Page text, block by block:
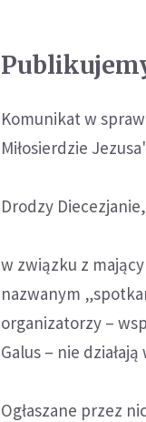
Komunikat w
Miłosierdzie
Drodzy Diecezjanie,
w związku z
nazwanym
organizatorzy –
Galus – nie
Ogłaszane przez